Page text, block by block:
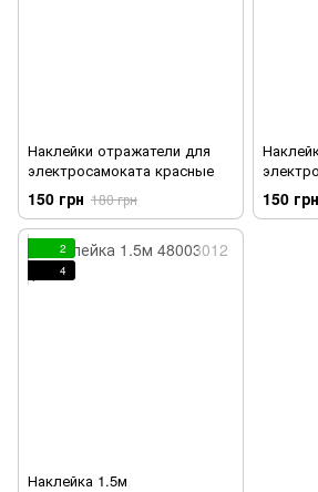
Наклейки отражатели для
электросамоката красные
150 грн 180 грн 150 грн
2
4
Наклейка 1.5м